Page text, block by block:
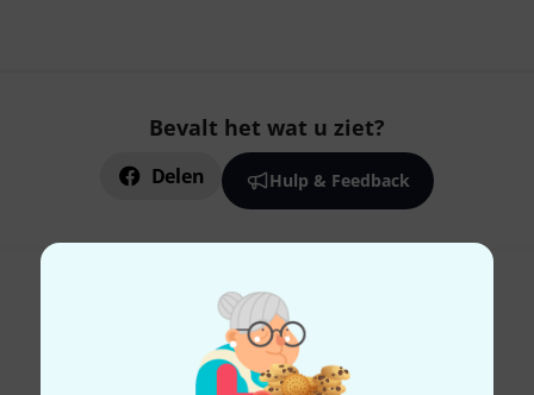
Bevalt het wat u ziet?
Delen Hulp & Feedback